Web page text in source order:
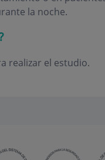
la noche.
realizar el estudio.